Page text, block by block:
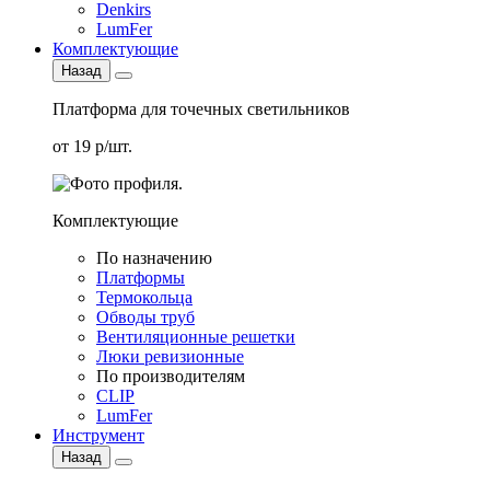
Denkirs
LumFer
Комплектующие
Назад
Платформа для точечных светильников
от 19 р/шт.
Комплектующие
По назначению
Платформы
Термокольца
Обводы труб
Вентиляционные решетки
Люки ревизионные
По производителям
CLIP
LumFer
Инструмент
Назад